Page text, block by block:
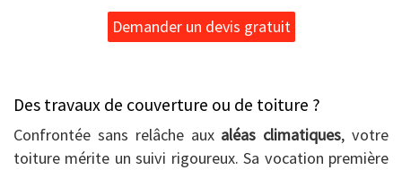
Demander un devis gratuit
Des travaux de couverture ou de toiture ?
Confrontée sans relâche aux aléas climatiques, votre
toiture mérite un suivi rigoureux. Sa vocation première